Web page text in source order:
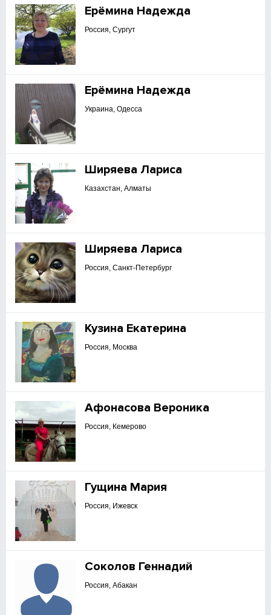
Ерёмина Надежда
Россия, Сургут
Ерёмина Надежда
Украина, Одесса
Ширяева Лариса
Казахстан, Алматы
Ширяева Лариса
Россия, Санкт-Петербург
Кузина Екатерина
Россия, Москва
Афонасова Вероника
Россия, Кемерово
Гущина Мария
Россия, Ижевск
Соколов Геннадий
Россия, Абакан